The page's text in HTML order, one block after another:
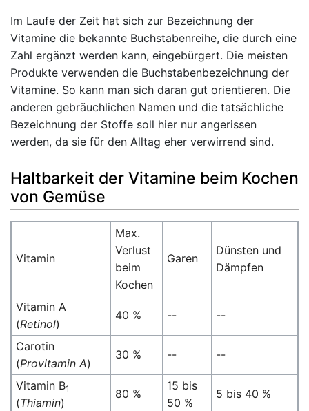
Im Laufe der Zeit hat sich zur Bezeichnung der
Vitamine die bekannte Buchstabenreihe, die durch eine
Zahl ergänzt werden kann, eingebürgert. Die meisten
Produkte verwenden die Buchstabenbezeichnung der
Vitamine. So kann man sich daran gut orientieren. Die
anderen gebräuchlichen Namen und die tatsächliche
Bezeichnung der Stoffe soll hier nur angerissen
werden, da sie für den Alltag eher verwirrend sind.
Haltbarkeit der Vitamine beim Kochen
von Gemüse
Vitamin
Max.
Verlust
beim
Kochen
Garen
Dünsten und
Dämpfen
Vitamin A
(Retinol)
40 % -- --
Carotin
(Provitamin A)
30 % -- --
Vitamin B1
(Thiamin)
80 %
15 bis
50 %
5 bis 40 %